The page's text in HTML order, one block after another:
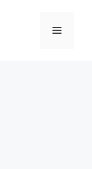
Menu